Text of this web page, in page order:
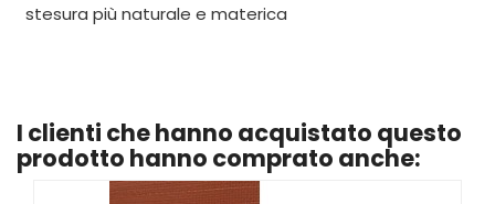
stesura più naturale e materica
I clienti che hanno acquistato questo
prodotto hanno comprato anche: